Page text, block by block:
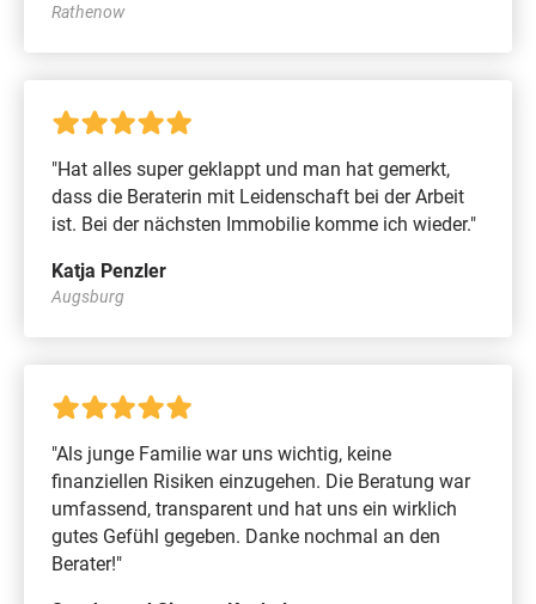
Rathenow
"Hat alles super geklappt und man hat gemerkt,
dass die Beraterin mit Leidenschaft bei der Arbeit
ist. Bei der nächsten Immobilie komme ich wieder."
Katja Penzler
Augsburg
"Als junge Familie war uns wichtig, keine
finanziellen Risiken einzugehen. Die Beratung war
umfassend, transparent und hat uns ein wirklich
gutes Gefühl gegeben. Danke nochmal an den
Berater!"